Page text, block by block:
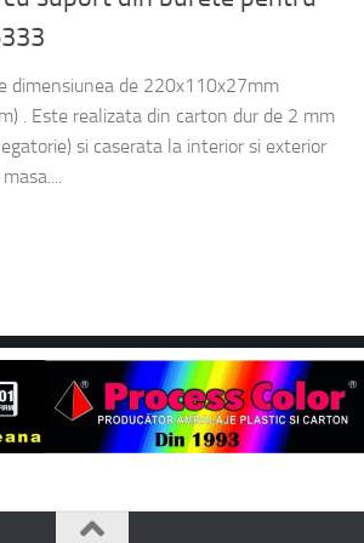
dimensiunea de 220x110x27mm
. Este realizata din carton dur de 2 mm
si caserata la interior si exterior